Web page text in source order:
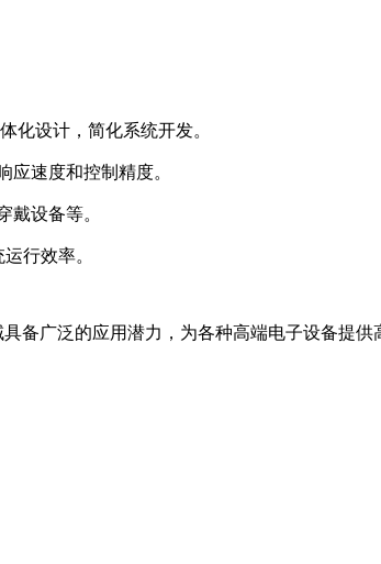
化设计，简化系统开发。
速度和控制精度。
设备等。
行效率。
备广泛的应用潜力，为各种高端电子设备提供